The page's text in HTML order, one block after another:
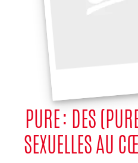
PURE : DES
SEXUELLES AU